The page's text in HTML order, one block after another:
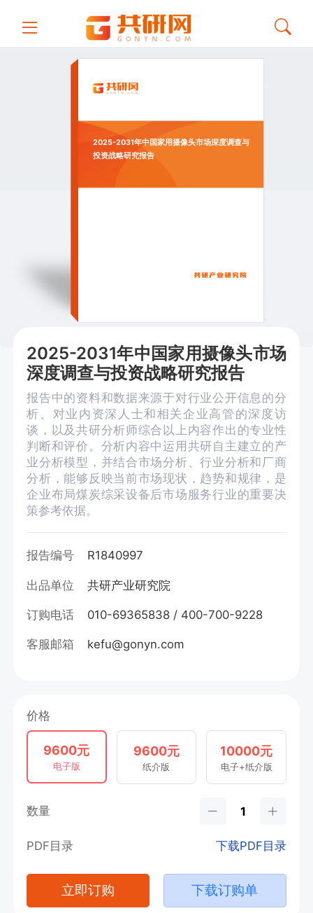
2025-2031年中国家用摄像头市场深度调查与
投资战略研究报告
2025-2031年中国家用摄像头市场
深度调查与投资战略研究报告
报告中的资料和数据来源于对行业公开信息的分
析、对业内资深人士和相关企业高管的深度访
谈，以及共研分析师综合以上内容作出的专业性
判断和评价。分析内容中运用共研自主建立的产
业分析模型，并结合市场分析、行业分析和厂商
分析，能够反映当前市场现状，趋势和规律，是
企业布局煤炭综采设备后市场服务行业的重要决
策参考依据。
报告编号 R1840997
出品单位 共研产业研究院
订购电话 010-69365838 / 400-700-9228
客服邮箱 kefu@gonyn.com
价格
9600元
电子版
9600元
纸介版
10000元
电子+纸介版
数量
PDF目录 下载PDF目录
立即订购 下载订购单